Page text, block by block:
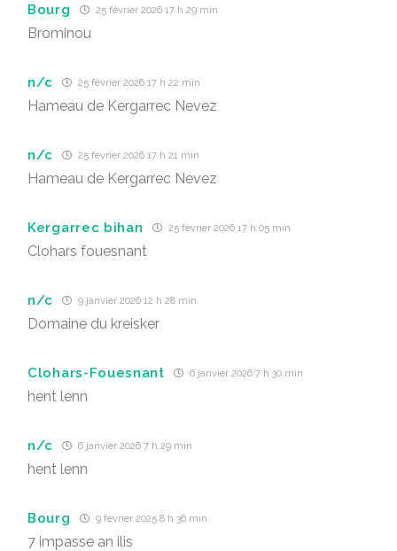
Bourg 25 février 2026 17 h 29 min
Brominou
n/c 25 février 2026 17 h 22 min
Hameau de Kergarrec Nevez
n/c 25 février 2026 17 h 21 min
Hameau de Kergarrec Nevez
Kergarrec bihan 25 février 2026 17 h 05 min
Clohars fouesnant
n/c 9 janvier 2026 12 h 28 min
Domaine du kreisker
Clohars-Fouesnant 6 janvier 2026 7 h 30 min
hent lenn
n/c 6 janvier 2026 7 h 29 min
hent lenn
Bourg 9 février 2025 8 h 36 min
7 impasse an ilis